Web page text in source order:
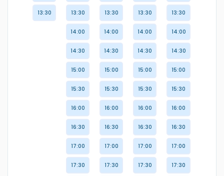
13:30 13:30
14:00
14:30
15:00
15:30
16:00
16:30
17:00
17:30
13:30
14:00
14:30
15:00
15:30
16:00
16:30
17:00
17:30
13:30
14:00
14:30
15:00
15:30
16:00
16:30
17:00
17:30
13:30
14:00
14:30
15:00
15:30
16:00
16:30
17:00
17:30